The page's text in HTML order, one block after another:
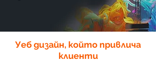
Уеб дизайн, който привлича
клиенти